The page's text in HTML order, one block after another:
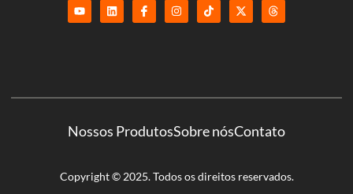
Nossos ProdutosSobre nósContato
Copyright © 2025. Todos os direitos reservados.